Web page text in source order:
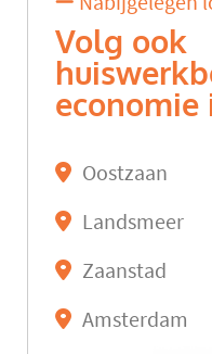
Volg ook
economie
Oostzaan
Landsmeer
Zaanstad
Amsterdam